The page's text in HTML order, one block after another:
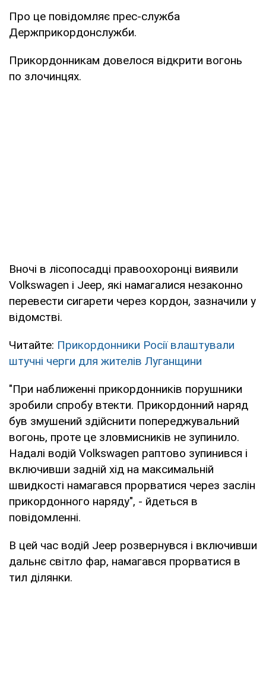
Про це повідомляє прес-служба
Держприкордонслужби.
Прикордонникам довелося відкрити вогонь
по злочинцях.
Вночі в лісопосадці правоохоронці виявили
Volkswagen і Jeep, які намагалися незаконно
перевести сигарети через кордон, зазначили у
відомстві.
Читайте: Прикордонники Росії влаштували
штучні черги для жителів Луганщини
"При наближенні прикордонників порушники
зробили спробу втекти. Прикордонний наряд
був змушений здійснити попереджувальний
вогонь, проте це зловмисників не зупинило.
Надалі водій Volkswagen раптово зупинився і
включивши задній хід на максимальній
швидкості намагався прорватися через заслін
прикордонного наряду", - йдеться в
повідомленні.
В цей час водій Jeep розвернувся і включивши
дальнє світло фар, намагався прорватися в
тил ділянки.